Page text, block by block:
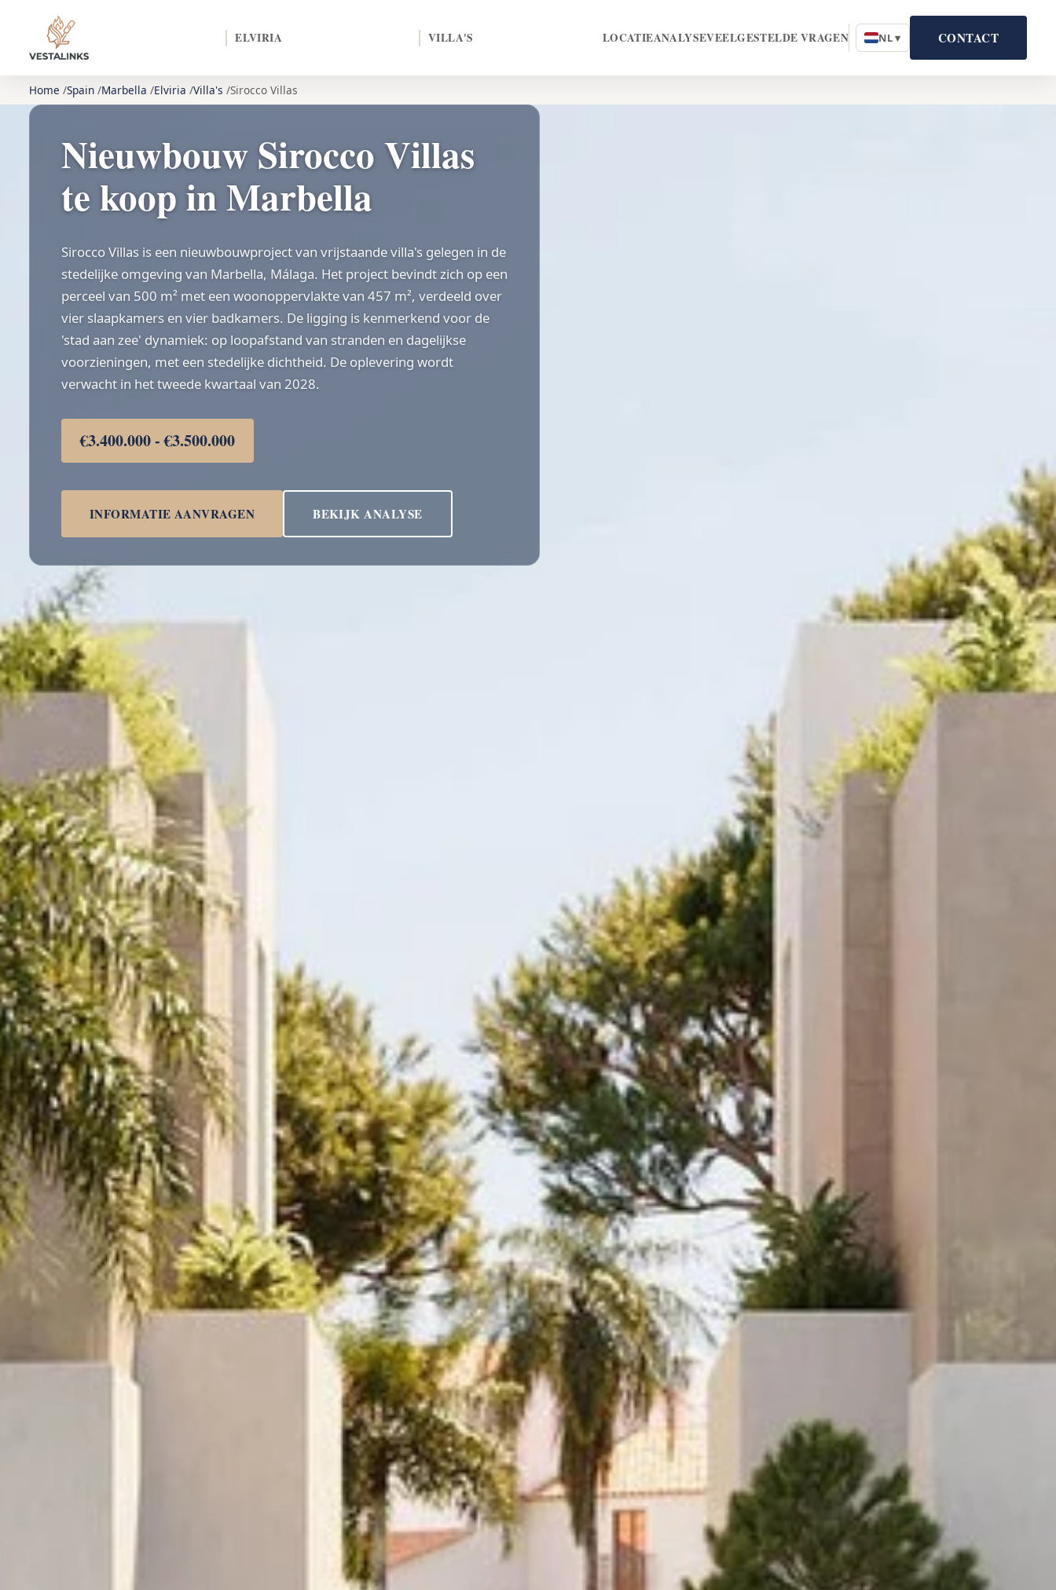
ELVIRIA VILLA'S LOCATIEANALYSEVEELGESTELDE VRAGEN NL ▾ CONTACT
Home Spain Marbella Elviria Villa's Sirocco Villas
Nieuwbouw Sirocco Villas
te koop in Marbella
Sirocco Villas is een nieuwbouwproject van vrijstaande villa's gelegen in de
stedelijke omgeving van Marbella, Málaga. Het project bevindt zich op een
perceel van 500 m² met een woonoppervlakte van 457 m², verdeeld over
vier slaapkamers en vier badkamers. De ligging is kenmerkend voor de
'stad aan zee' dynamiek: op loopafstand van stranden en dagelijkse
voorzieningen, met een stedelijke dichtheid. De oplevering wordt
verwacht in het tweede kwartaal van 2028.
€3.400.000 - €3.500.000
INFORMATIE AANVRAGEN BEKIJK ANALYSE